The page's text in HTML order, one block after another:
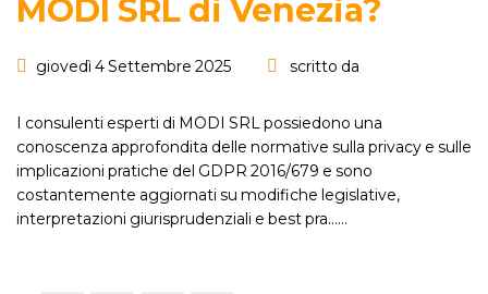
MODI SRL di Venezia?
giovedì 4 Settembre 2025 scritto da
I consulenti esperti di MODI SRL possiedono una
conoscenza approfondita delle normative sulla privacy e sulle
implicazioni pratiche del GDPR 2016/679 e sono
costantemente aggiornati su modifiche legislative,
interpretazioni giurisprudenziali e best pra...…